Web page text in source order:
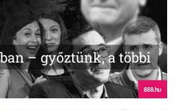
– győztünk, a többi